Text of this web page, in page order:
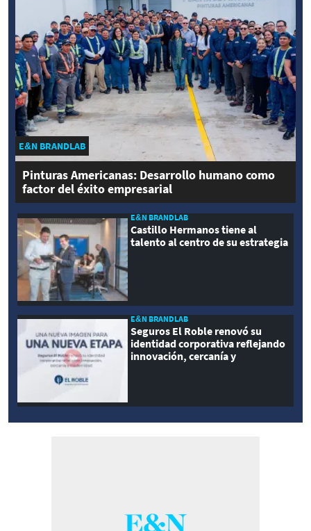
E&N BRANDLAB
Pinturas Americanas: Desarrollo humano como
factor del éxito empresarial
E&N BRANDLAB
Castillo Hermanos tiene al
talento al centro de su estrategia
E&N BRANDLAB
Seguros El Roble renovó su
identidad corporativa reflejando
innovación, cercanía y